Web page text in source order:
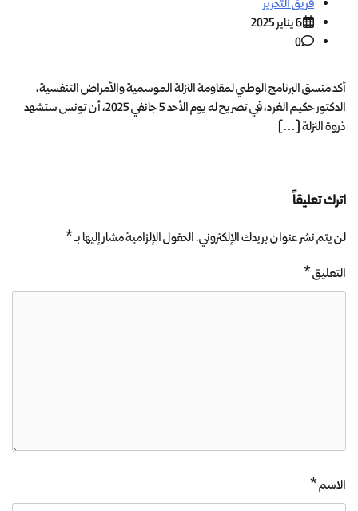
فريق التحرير
6 يناير 2025
0
أكد منسق البرنامج الوطني لمقاومة النزلة الموسمية والأمراض التنفسية،
الدكتور حكيم الغرد، في تصريح له يوم الأحد 5 جانفي 2025، أن تونس ستشهد
ذروة النزلة […]
اترك تعليقاً
لن يتم نشر عنوان بريدك الإلكتروني.الحقول الإلزامية مشار إليها بـ*
التعليق*
الاسم*